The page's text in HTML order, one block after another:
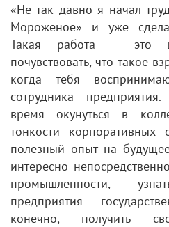
«Не так давно я начал
Мороженое» и уже
Такая работа – это
почувствовать, что такое
когда тебя
сотрудника
время окунуться в
тонкости корпоративных
полезный опыт на
интересно
промышленности,
предприятия
конечно, получить